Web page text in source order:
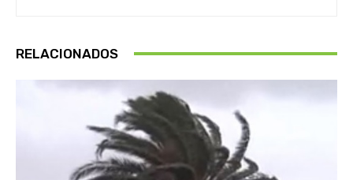
RELACIONADOS